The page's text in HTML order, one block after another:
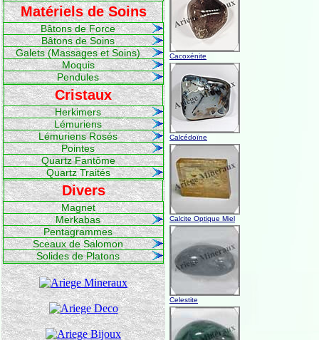
Matériels de Soins
Bâtons de Force
Bâtons de Soins
Galets (Massages et Soins)
Moquis
Pendules
Cristaux
Herkimers
Lémuriens
Lémuriens Rosés
Pointes
Quartz Fantôme
Quartz Traités
Divers
Magnet
Merkabas
Pentagrammes
Sceaux de Salomon
Solides de Platons
Cacoxénite
Calcédoïne
Calcite Optique Miel
Celestite